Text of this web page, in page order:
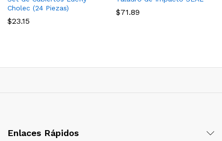
Cholec (24 Piezas)
$23.15
$71.89
Enlaces Rápidos